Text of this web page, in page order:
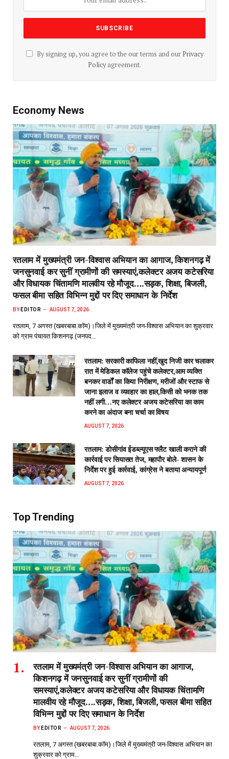
By signing up, you agree to the our terms and our Privacy
Policyagreement.
Economy News
रतलाम में मुख्यमंत्री जन-विश्वास अभियान का आगाज, किशनगढ़ में
जनसुनवाई कर सुनीं ग्रामीणों की समस्याएं,कलेक्टर अजय कटेसरिया
और विधायक चिंतामणि मालवीय रहे मौजूद….सड़क, शिक्षा, बिजली,
फसल बीमा सहित विभिन्न मुद्दों पर दिए समाधान के निर्देश
BY EDITOR AUGUST 7, 2026
रतलाम, 7 अगस्त (खबरबाबा.कॉम)।जिले में मुख्यमंत्री जन-विश्वास अभियान का शुक्रवार
को ग्राम पंचायत किशनगढ़ (जनपद…
रतलाम: सरकारी काफिला नहीं,खुद निजी कार चलाकर
रात में मेडिकल कॉलेज पहुंचे कलेक्टर,आम व्यक्ति
बनकर वार्डों का किया निरीक्षण, मरीजों और स्टाफ से
जाना इलाज व व्यवहार का हाल,किसी को भनक तक
नहीं लगी…नए कलेक्टर अजय कटेसरिया का काम
करने का अंदाज बना चर्चा का विषय
AUGUST 7, 2026
रतलाम: डोसीगांव ईडब्ल्यूएस फ्लैट खाली कराने की
कार्रवाई पर सियासत तेज, महापौर बोले- शासन के
निर्देश पर हुई कार्रवाई, कांग्रेस ने बताया अन्यायपूर्ण
AUGUST 7, 2026
Top Trending
रतलाम में मुख्यमंत्री जन-विश्वास अभियान का आगाज,
किशनगढ़ में जनसुनवाई कर सुनीं ग्रामीणों की
समस्याएं,कलेक्टर अजय कटेसरिया और विधायक चिंतामणि
मालवीय रहे मौजूद….सड़क, शिक्षा, बिजली, फसल बीमा सहित
विभिन्न मुद्दों पर दिए समाधान के निर्देश
BY EDITOR AUGUST 7, 2026
रतलाम, 7 अगस्त (खबरबाबा.कॉम)।जिले में मुख्यमंत्री जन-विश्वास अभियान का
शुक्रवार को ग्राम…